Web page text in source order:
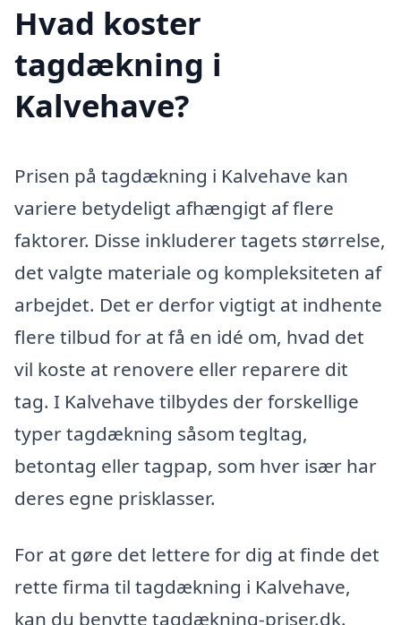
Hvad koster
tagdækning i
Kalvehave?
Prisen på tagdækning i Kalvehave kan
variere betydeligt afhængigt af flere
faktorer. Disse inkluderer tagets størrelse,
det valgte materiale og kompleksiteten af
arbejdet. Det er derfor vigtigt at indhente
flere tilbud for at få en idé om, hvad det
vil koste at renovere eller reparere dit
tag. I Kalvehave tilbydes der forskellige
typer tagdækning såsom tegltag,
betontag eller tagpap, som hver især har
deres egne prisklasser.
For at gøre det lettere for dig at finde det
rette firma til tagdækning i Kalvehave,
kan du benytte tagdækning-priser.dk.